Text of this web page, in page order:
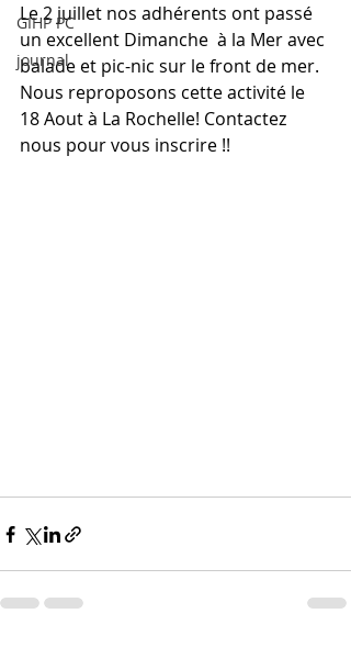
GIHP PC
journal
Le 2 juillet nos adhérents ont passé
un excellent Dimanche  à la Mer avec
balade et pic-nic sur le front de mer.
Nous reproposons cette activité le
18 Aout à La Rochelle! Contactez
nous pour vous inscrire !!